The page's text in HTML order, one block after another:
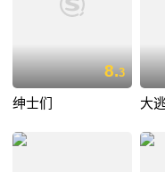
8.3
绅士们 大